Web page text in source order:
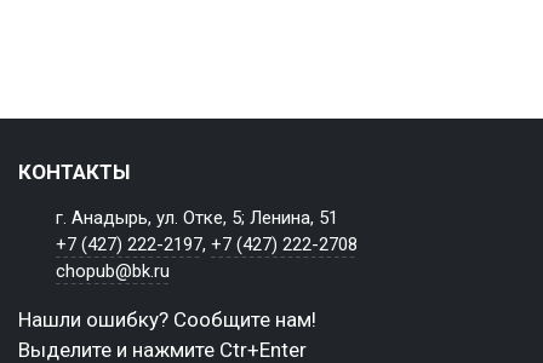
КОНТАКТЫ
г. Анадырь, ул. Отке, 5; Ленина, 51
+7 (427) 222-2197,+7 (427) 222-2708
chopub@bk.ru
Нашли ошибку? Сообщите нам!
Выделите и нажмите Ctr+Enter